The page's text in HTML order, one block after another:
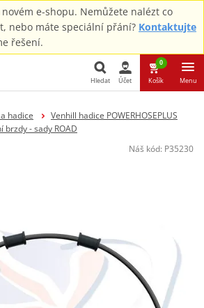
e-shopu. Nemůžete nalézt co
nebo máte speciální přání? Kontaktujte
řešení.
Hledat
Hledat Účet
0
Košík Menu
hadice
Venhill hadice POWERHOSEPLUS
brzdy - sady ROAD
Náš kód: P35230